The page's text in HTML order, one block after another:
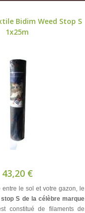
Bidim Weed Stop S
1x25m
43,20 €
entre le sol et votre gazon, le
S de la célèbre marque
constitué de filaments de